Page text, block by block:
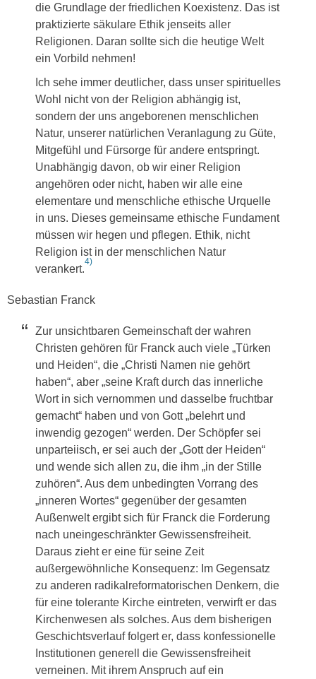
die Grundlage der friedlichen Koexistenz. Das ist
praktizierte säkulare Ethik jenseits aller
Religionen. Daran sollte sich die heutige Welt
ein Vorbild nehmen!
Ich sehe immer deutlicher, dass unser spirituelles
Wohl nicht von der Religion abhängig ist,
sondern der uns angeborenen menschlichen
Natur, unserer natürlichen Veranlagung zu Güte,
Mitgefühl und Fürsorge für andere entspringt.
Unabhängig davon, ob wir einer Religion
angehören oder nicht, haben wir alle eine
elementare und menschliche ethische Urquelle
in uns. Dieses gemeinsame ethische Fundament
müssen wir hegen und pflegen. Ethik, nicht
Religion ist in der menschlichen Natur
verankert.
4)
Sebastian Franck
Zur unsichtbaren Gemeinschaft der wahren
Christen gehören für Franck auch viele „Türken
und Heiden“, die „Christi Namen nie gehört
haben“, aber „seine Kraft durch das innerliche
Wort in sich vernommen und dasselbe fruchtbar
gemacht“ haben und von Gott „belehrt und
inwendig gezogen“ werden. Der Schöpfer sei
unparteiisch, er sei auch der „Gott der Heiden“
und wende sich allen zu, die ihm „in der Stille
zuhören“. Aus dem unbedingten Vorrang des
„inneren Wortes“ gegenüber der gesamten
Außenwelt ergibt sich für Franck die Forderung
nach uneingeschränkter Gewissensfreiheit.
Daraus zieht er eine für seine Zeit
außergewöhnliche Konsequenz: Im Gegensatz
zu anderen radikalreformatorischen Denkern, die
für eine tolerante Kirche eintreten, verwirft er das
Kirchenwesen als solches. Aus dem bisherigen
Geschichtsverlauf folgert er, dass konfessionelle
Institutionen generell die Gewissensfreiheit
verneinen. Mit ihrem Anspruch auf ein